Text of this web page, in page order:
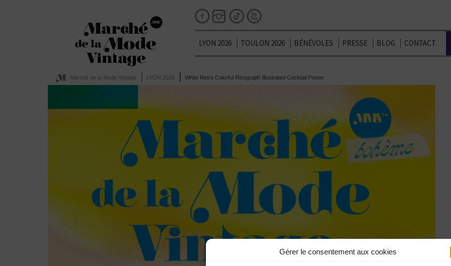
Gérer le consentement aux cookies
LYON 2026 TOULON 2026 BÉNÉVOLES PRESSE BLOG CONTACT
Marché de la Mode Vintage LYON 2026 White Retro Colorful Risograph Illustrated Cocktail Poster